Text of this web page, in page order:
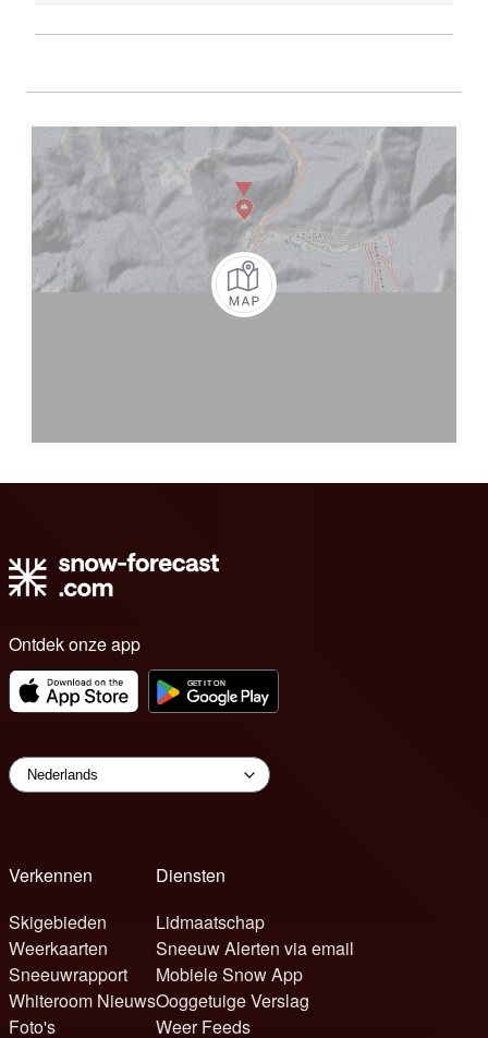
Ontdek onze app
Verkennen
Skigebieden
Weerkaarten
Sneeuwrapport
Whiteroom Nieuws
Foto's
Diensten
Lidmaatschap
Sneeuw Alerten via email
Mobiele Snow App
Ooggetuige Verslag
Weer Feeds